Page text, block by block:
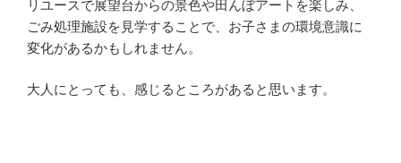
リユースで展望台からの景色や田んぼアートを楽しみ、
ごみ処理施設を見学することで、お子さまの環境意識に
変化があるかもしれません。
大人にとっても、感じるところがあると思います。